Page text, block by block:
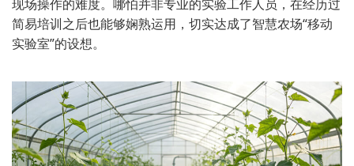
现场操作的难度。哪怕并非专业的实验工作人员，在经历过
简易培训之后也能够娴熟运用，切实达成了智慧农场“移动
实验室”的设想。